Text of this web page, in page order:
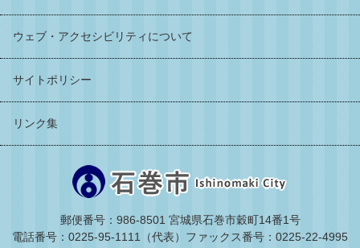
ウェブ・アクセシビリティについて
サイトポリシー
リンク集
郵便番号：986-8501 宮城県石巻市穀町14番1号
電話番号：0225-95-1111（代表） ファックス番号：0225-22-4995